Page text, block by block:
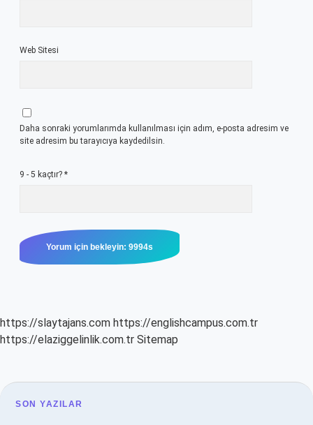
Web Sitesi
Daha sonraki yorumlarımda kullanılması için adım, e-posta adresim ve
site adresim bu tarayıcıya kaydedilsin.
9 - 5 kaçtır? *
https://slaytajans.com https://englishcampus.com.tr
https://elaziggelinlik.com.tr Sitemap
SIDEBAR
SON YAZILAR